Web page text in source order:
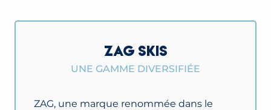
ZAG SKIS
UNE GAMME DIVERSIFIÉE
ZAG, une marque renommée dans le